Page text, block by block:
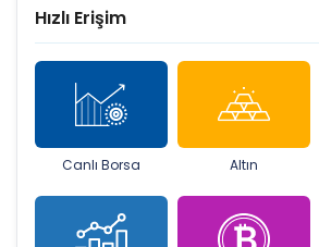
Hızlı Erişim
Canlı Borsa Altın